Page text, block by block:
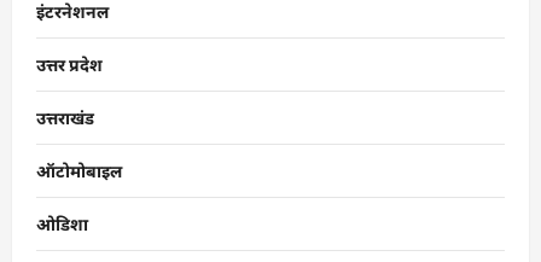
इंटरनेशनल
उत्तर प्रदेश
उत्तराखंड
ऑटोमोबाइल
ओडिशा